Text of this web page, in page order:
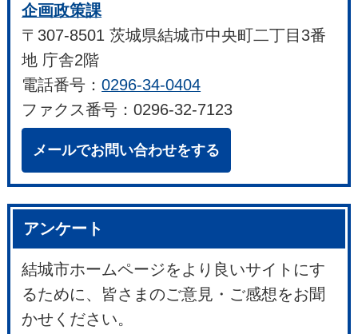
企画政策課
〒307-8501 茨城県結城市中央町二丁目3番
地 庁舎2階
電話番号：0296-34-0404
ファクス番号：0296-32-7123
メールでお問い合わせをする
アンケート
結城市ホームページをより良いサイトにす
るために、皆さまのご意見・ご感想をお聞
かせください。